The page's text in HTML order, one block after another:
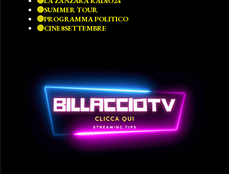
🔴SUMMER TOUR
🔴PROGRAMMA POLITICO
🔴CINE8SETTEMBRE